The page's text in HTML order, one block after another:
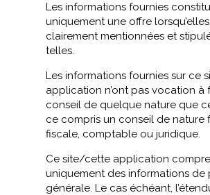
Les informations fournies
uniquement une offre
clairement mentionnées et
telles.
Les informations fournies sur ce
application n’ont pas vocation à
conseil de quelque nature que
ce compris un conseil de nature
fiscale, comptable ou juridique.
Ce site/cette application
uniquement des informations de
générale. Le cas échéant,